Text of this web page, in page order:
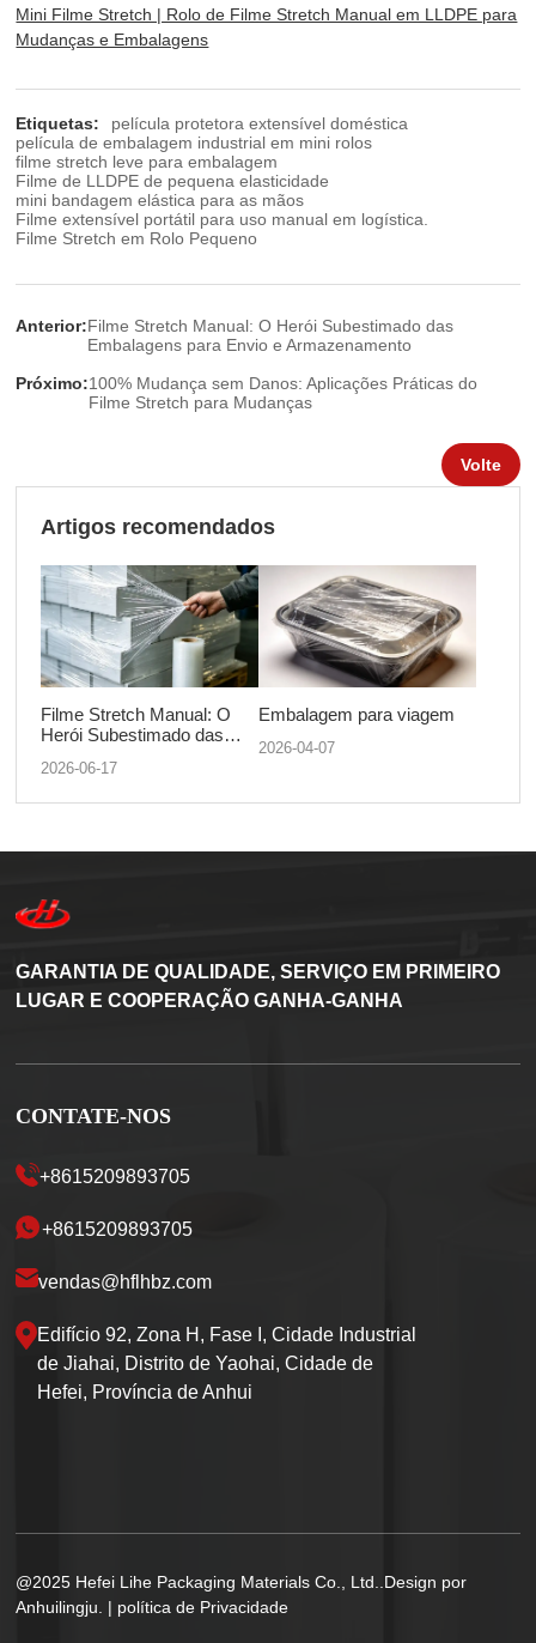
Mini Filme Stretch | Rolo de Filme Stretch Manual em LLDPE para
Mudanças e Embalagens
Etiquetas:
película protetora extensível doméstica
película de embalagem industrial em mini rolos
filme stretch leve para embalagem
Filme de LLDPE de pequena elasticidade
mini bandagem elástica para as mãos
Filme extensível portátil para uso manual em logística.
Filme Stretch em Rolo Pequeno
Anterior:Filme Stretch Manual: O Herói Subestimado das
Embalagens para Envio e Armazenamento
Próximo:100% Mudança sem Danos: Aplicações Práticas do
Filme Stretch para Mudanças
Volte
Artigos recomendados
Filme Stretch Manual: O
Herói Subestimado das
Armazenamento
2026-06-17
Embalagem para viagem
2026-04-07
GARANTIA DE QUALIDADE, SERVIÇO EM PRIMEIRO
LUGAR E COOPERAÇÃO GANHA-GANHA
CONTATE-NOS
+8615209893705
+8615209893705
vendas@hflhbz.com
Edifício 92, Zona H, Fase I, Cidade Industrial
de Jiahai, Distrito de Yaohai, Cidade de
Hefei, Província de Anhui
@2025 Hefei Lihe Packaging Materials Co., Ltd..Design por
Anhuilingju. | política de Privacidade